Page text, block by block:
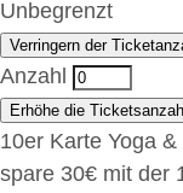
Unbegrenzt
Verringern der
Anzahl
Erhöhe die
10er Karte Yoga
spare 30€ mit der